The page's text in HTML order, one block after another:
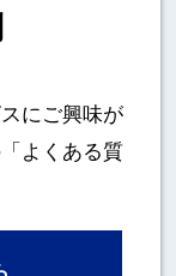
にご興味が
よくある質